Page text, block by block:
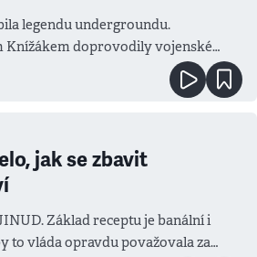
legendu undergroundu.
Knížákem doprovodily vojenské
jak se zbavit
Základ receptu je banální i
to vláda opravdu považovala za